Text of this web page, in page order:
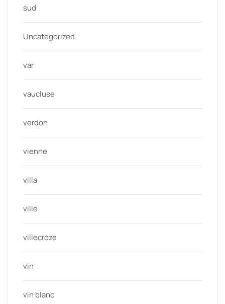
sud
Uncategorized
var
vaucluse
verdon
vienne
villa
ville
villecroze
vin
vin blanc